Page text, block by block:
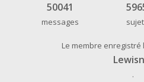
50041
messages
Le membre
.